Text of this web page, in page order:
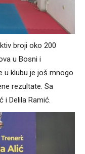
broji oko 200
u Bosni i
u klubu je još mnogo
rezultate. Sa
i Delila Ramić.